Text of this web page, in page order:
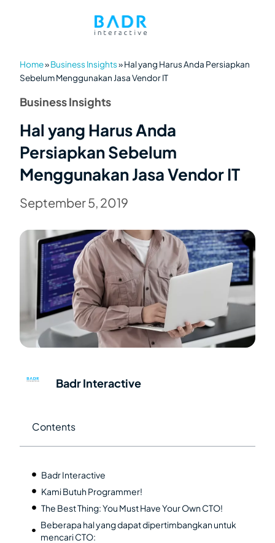
Home»Business Insights»Hal yang Harus Anda Persiapkan
Sebelum Menggunakan Jasa Vendor IT
Business Insights
Hal yang Harus Anda
Persiapkan Sebelum
Menggunakan Jasa Vendor IT
September 5, 2019
Badr Interactive
Contents
Badr Interactive
Kami Butuh Programmer!
The Best Thing: You Must Have Your Own CTO!
Beberapa hal yang dapat dipertimbangkan untuk
mencari CTO: